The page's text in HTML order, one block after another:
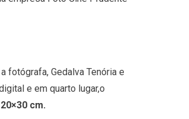
fotógrafa, Gedalva Tenória e
e em quarto lugar,o
cm.